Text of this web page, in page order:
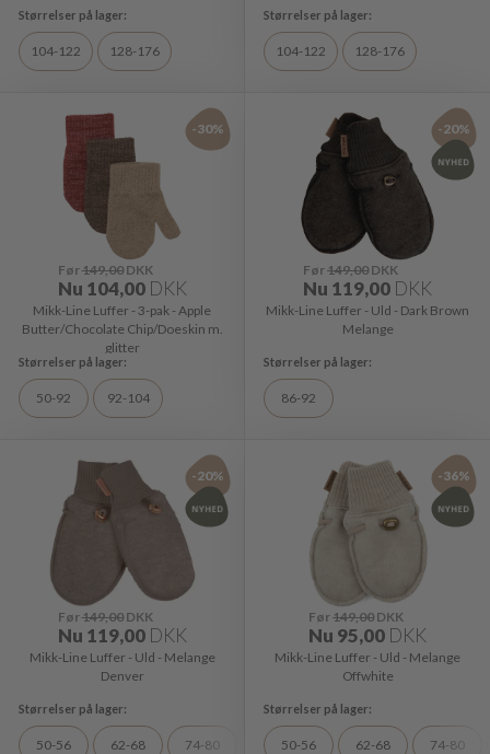
104-122 128-176 104-122 128-176
-30%
Før149,00DKK
Nu 104,00 DKK
Mikk-Line Luffer - 3-pak - Apple
Butter/Chocolate Chip/Doeskin m.
glitter
50-92 92-104
-20%
Før149,00 DKK
Nu 119,00 DKK
Mikk-Line Luffer - Uld - Dark Brown
Melange
86-92
-20%
Før149,00DKK
Nu 119,00 DKK
Mikk-Line Luffer - Uld - Melange
Denver
50-56 62-68 74-80
-36%
Før149,00 DKK
Nu 95,00 DKK
Mikk-Line Luffer - Uld - Melange
Offwhite
50-56 62-68 74-80